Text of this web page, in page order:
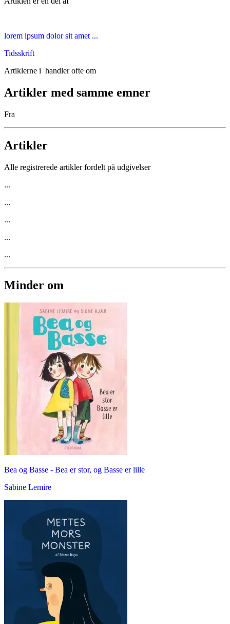
lorem ipsum dolor sit amet ...
Tidsskrift
Artiklerne i handler ofte om
Artikler med samme emner
Fra
Artikler
Alle registrerede artikler fordelt på udgivelser
...
...
...
...
...
Minder om
Bea og Basse - Bea er stor, og Basse er lille
Sabine Lemire